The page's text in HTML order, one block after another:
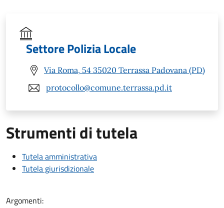
Settore Polizia Locale
Via Roma, 54 35020 Terrassa Padovana (PD)
protocollo@comune.terrassa.pd.it
Strumenti di tutela
Tutela amministrativa
Tutela giurisdizionale
Argomenti: